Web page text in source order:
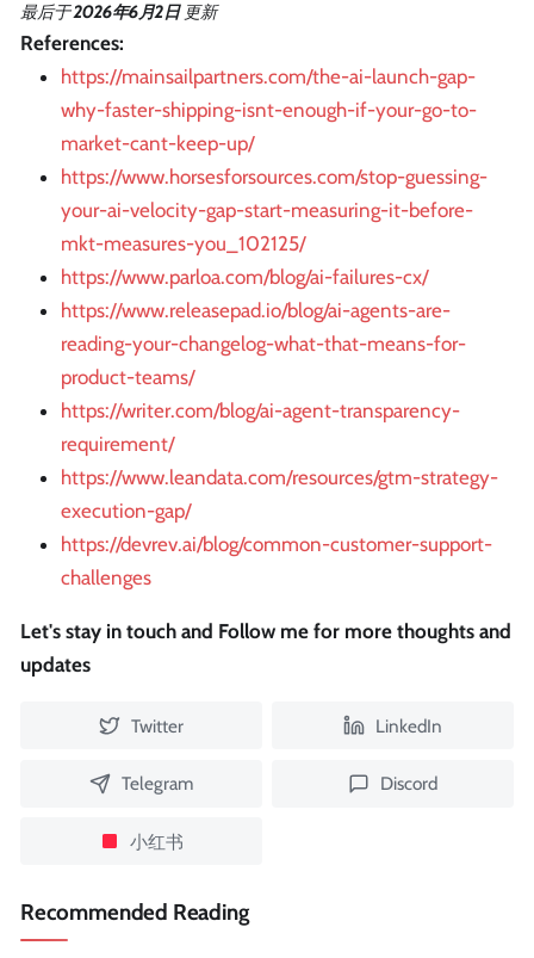
最后于2026年6月2日 更新
References:
https://mainsailpartners.com/the-ai-launch-gap-
why-faster-shipping-isnt-enough-if-your-go-to-
market-cant-keep-up/
https://www.horsesforsources.com/stop-guessing-
your-ai-velocity-gap-start-measuring-it-before-
mkt-measures-you_102125/
https://www.parloa.com/blog/ai-failures-cx/
https://www.releasepad.io/blog/ai-agents-are-
reading-your-changelog-what-that-means-for-
product-teams/
https://writer.com/blog/ai-agent-transparency-
requirement/
https://www.leandata.com/resources/gtm-strategy-
execution-gap/
https://devrev.ai/blog/common-customer-support-
challenges
Let's stay in touch and Follow me for more thoughts and
updates
Twitter LinkedIn
Telegram Discord
小红书
Recommended Reading